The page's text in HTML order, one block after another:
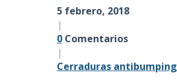
5 febrero, 2018
|
0 Comentarios
|
Cerraduras antibumping